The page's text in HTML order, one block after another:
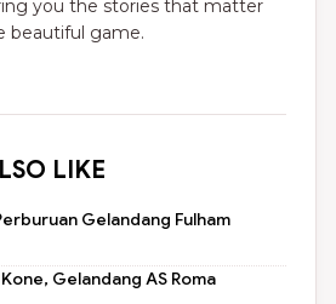
you the stories that matter
beautiful game.
LIKE
Gelandang Fulham
Gelandang AS Roma